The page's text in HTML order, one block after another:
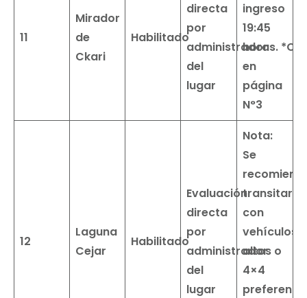
11
Mirador
de
Ckari
Habilitado
directa
por
administrador
del
lugar
ingreso
19:45
horas.
en
página
N°3
12
Laguna
Cejar
Habilitado
Evaluación
directa
por
administrador
del
lugar
Nota:
Se
transitar
con
vehículos
altos o
4×4